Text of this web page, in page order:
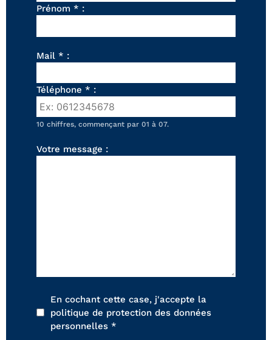
Voir tous les produits et collections
Prénom * :
Mail * :
Téléphone * :
10 chiffres, commençant par 01 à 07.
Votre message :
En cochant cette case, j'accepte la
politique de protection des données
personnelles *